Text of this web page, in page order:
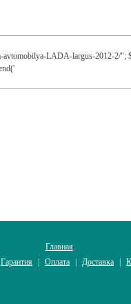
LADA-largus-2012-2/";
Главная
Гарантия Оплата Доставка